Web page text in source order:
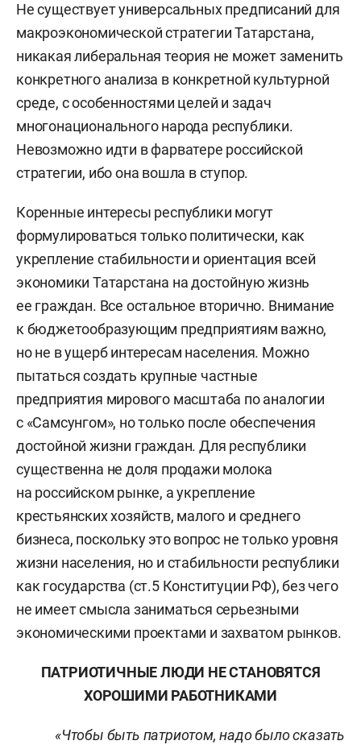
Не существует универсальных предписаний для
макроэкономической стратегии Татарстана,
никакая либеральная теория не может заменить
конкретного анализа в конкретной культурной
среде, с особенностями целей и задач
многонационального народа республики.
Невозможно идти в фарватере российской
стратегии, ибо она вошла в ступор.
Коренные интересы республики могут
формулироваться только политически, как
укрепление стабильности и ориентация всей
экономики Татарстана на достойную жизнь
ее граждан. Все остальное вторично. Внимание
к бюджетообразующим предприятиям важно,
но не в ущерб интересам населения. Можно
пытаться создать крупные частные
предприятия мирового масштаба по аналогии
с «Самсунгом», но только после обеспечения
достойной жизни граждан. Для республики
существенна не доля продажи молока
на российском рынке, а укрепление
крестьянских хозяйств, малого и среднего
бизнеса, поскольку это вопрос не только уровня
жизни населения, но и стабильности республики
как государства (ст.5 Конституции РФ), без чего
не имеет смысла заниматься серьезными
экономическими проектами и захватом рынков.
ПАТРИОТИЧНЫЕ ЛЮДИ НЕ СТАНОВЯТСЯ
ХОРОШИМИ РАБОТНИКАМИ
«Чтобы быть патриотом, надо было сказать